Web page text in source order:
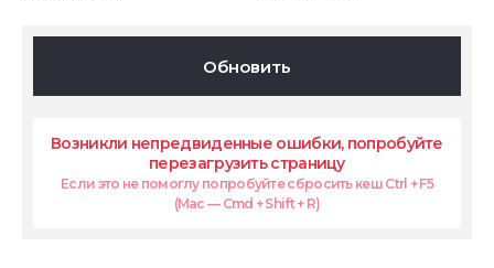
Обновить
Возникли непредвиденные ошибки, попробуйте
перезагрузить страницу
Если это не помоглу попробуйте сбросить кеш Ctrl + F5
(Mac — Cmd + Shift + R)